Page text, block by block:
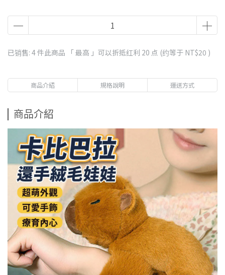
已销售: 4 件此商品 「 最高 」可以折抵红利 20 点 (约等于 NT$20 )
商品介紹 規格說明 運送方式
商品介紹